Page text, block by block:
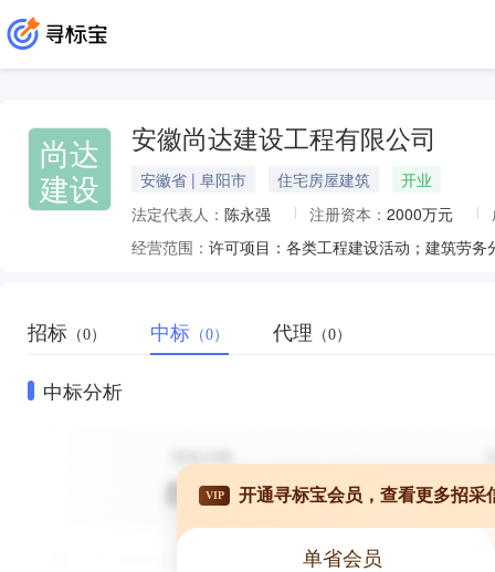
尚达
建设
安徽尚达建设工程有限公司
安徽省 | 阜阳市 住宅房屋建筑
开业
法定代表人： 陈永强 注册资本： 2000万元
经营范围：
招标 （0） 中标 （0） 代理 （0）
中标分析
VIP 开通寻标宝会员，查看更多招采
单省会员